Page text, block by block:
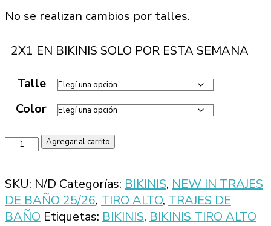
No se realizan cambios por talles.
2X1 EN BIKINIS SOLO POR ESTA SEMANA
Talle
Color
BIKINI
cantidad
Agregar al carrito
SKU: N/D Categorías: BIKINIS, NEW IN TRAJES
DE BAÑO 25/26, TIRO ALTO, TRAJES DE
BAÑO Etiquetas: BIKINIS, BIKINIS TIRO ALTO